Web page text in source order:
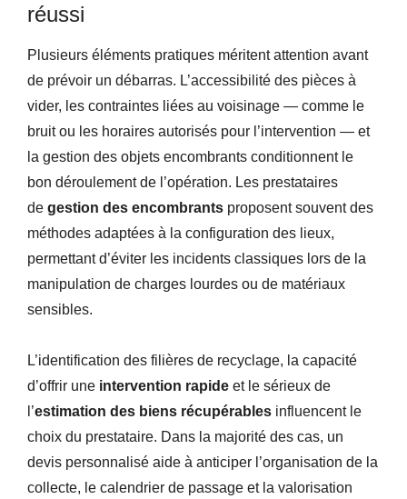
réussi
Plusieurs éléments pratiques méritent attention avant
de prévoir un débarras. L’accessibilité des pièces à
vider, les contraintes liées au voisinage — comme le
bruit ou les horaires autorisés pour l’intervention — et
la gestion des objets encombrants conditionnent le
bon déroulement de l’opération. Les prestataires
de gestion des encombrants proposent souvent des
méthodes adaptées à la configuration des lieux,
permettant d’éviter les incidents classiques lors de la
manipulation de charges lourdes ou de matériaux
sensibles.
L’identification des filières de recyclage, la capacité
d’offrir une intervention rapide et le sérieux de
l’estimation des biens récupérables influencent le
choix du prestataire. Dans la majorité des cas, un
devis personnalisé aide à anticiper l’organisation de la
collecte, le calendrier de passage et la valorisation